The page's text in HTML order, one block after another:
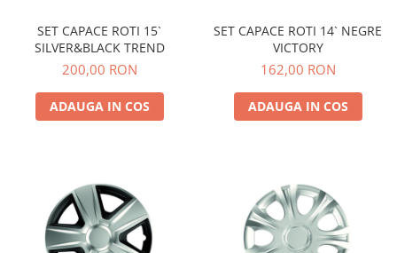
SET CAPACE ROTI 15`
SILVER&BLACK TREND
200,00 RON
ADAUGA IN COS
SET CAPACE ROTI 14` NEGRE
VICTORY
162,00 RON
ADAUGA IN COS